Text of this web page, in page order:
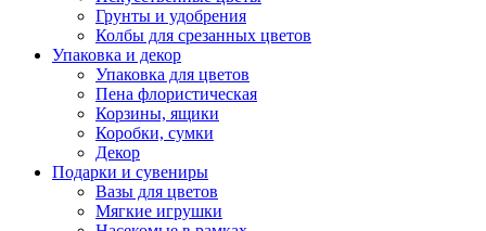
Грунты и удобрения
Колбы для срезанных цветов
Упаковка и декор
Упаковка для цветов
Пена флористическая
Корзины, ящики
Коробки, сумки
Декор
Подарки и сувениры
Вазы для цветов
Мягкие игрушки